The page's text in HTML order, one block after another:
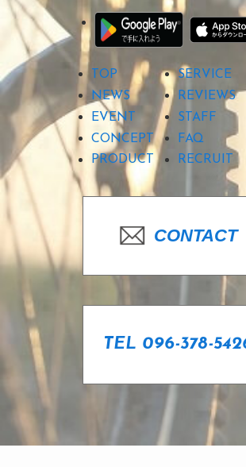
TOP
SERVICE
NEWS
REVIEWS
EVENT
STAFF
CONCEPT
FAQ
PRODUCT
RECRUIT
CONTACT
TEL 096-378-